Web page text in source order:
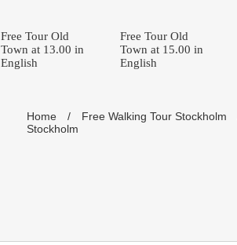
Free Tour Old
Town at 13.00 in
English
Free Tour Old
Town at 15.00 in
English
Home / Free Walking Tour Stockholm
Stockholm